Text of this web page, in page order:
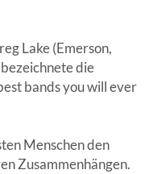
Lake (Emerson,
die
bands you will ever
Menschen den
Zusammenhängen.